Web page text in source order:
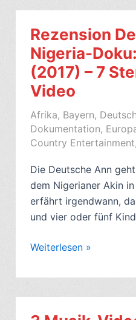
of
von
Robert
Neuwirth
(2011)
7
Sterne
–
mit
Video
Rezension
Nigeria-
(2017) – 7
Video
Afrika, Bayern,
Dokumentation,
Country Entertainment,
Die Deutsche Ann
dem Nigerianer Akin
erfährt irgendwann,
und vier oder fünf
Rezension
Nigeria-
Doku:
Weiterlesen »